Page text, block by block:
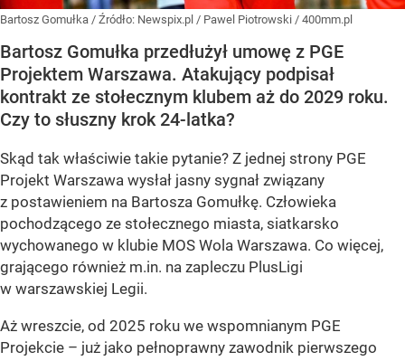
Bartosz Gomułka / Źródło: Newspix.pl / Pawel Piotrowski / 400mm.pl
Bartosz Gomułka przedłużył umowę z PGE
Projektem Warszawa. Atakujący podpisał
kontrakt ze stołecznym klubem aż do 2029 roku.
Czy to słuszny krok 24-latka?
Skąd tak właściwie takie pytanie? Z jednej strony PGE
Projekt Warszawa wysłał jasny sygnał związany
z postawieniem na Bartosza Gomułkę. Człowieka
pochodzącego ze stołecznego miasta, siatkarsko
wychowanego w klubie MOS Wola Warszawa. Co więcej,
grającego również m.in. na zapleczu PlusLigi
w warszawskiej Legii.
Aż wreszcie, od 2025 roku we wspomnianym PGE
Projekcie – już jako pełnoprawny zawodnik pierwszego